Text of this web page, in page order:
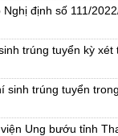
định số 111/
trúng tuyển kỳ
trúng tuyển
Ung bướu tỉnh